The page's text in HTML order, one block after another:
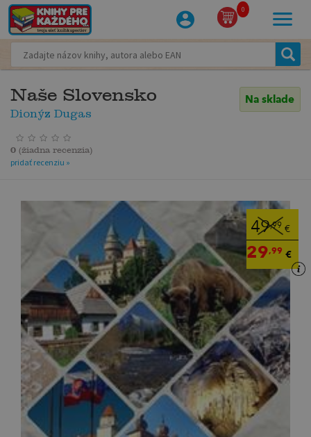
0
Naše Slovensko
Dionýz Dugas
Na sklade
0 (žiadna recenzia)
pridať recenziu »
49,99 €
29,99 €